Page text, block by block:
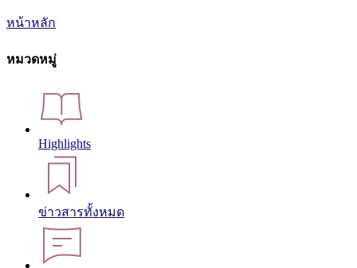
หน้าหลัก
หมวดหมู่
Highlights
ข่าวสารทั้งหมด